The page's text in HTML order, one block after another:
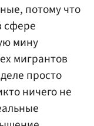
потому что
сфере
мину
мигрантов
просто
ничего не